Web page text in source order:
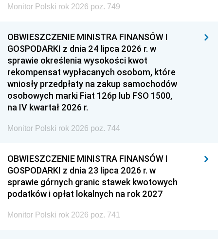
Monitor Polski rok 2026 poz. 749
OBWIESZCZENIE MINISTRA FINANSÓW I
GOSPODARKI z dnia 24 lipca 2026 r. w
sprawie określenia wysokości kwot
rekompensat wypłacanych osobom, które
wniosły przedpłaty na zakup samochodów
osobowych marki Fiat 126p lub FSO 1500,
na IV kwartał 2026 r.
Monitor Polski rok 2026 poz. 744
OBWIESZCZENIE MINISTRA FINANSÓW I
GOSPODARKI z dnia 23 lipca 2026 r. w
sprawie górnych granic stawek kwotowych
podatków i opłat lokalnych na rok 2027
Monitor Polski rok 2026 poz. 741